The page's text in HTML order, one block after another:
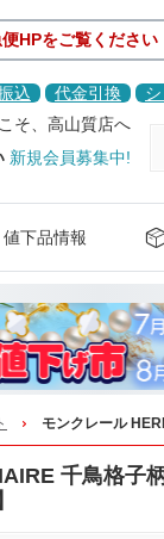
HPをご覧ください
込 代金引換
そ、高山質店へ
新規会員募集中!
値下品情報
モンクレール
千鳥格子